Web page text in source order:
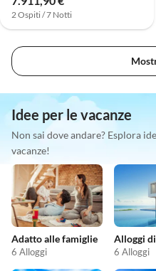
2 Ospiti / 7 Notti
Idee per le vacanze
Non sai dove andare? Esplora
vacanze!
Adatto alle famiglie
6 Alloggi
Alloggi
6 Alloggi